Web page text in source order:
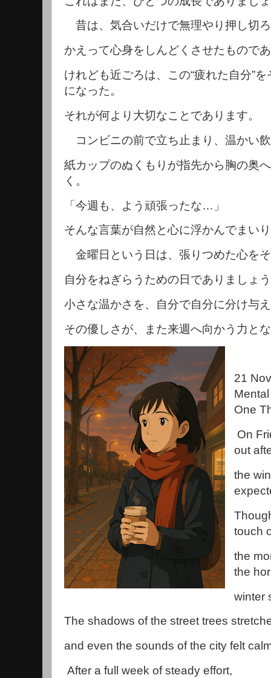
昔は、気合いだけで無理やり押し切
かえって心身をしんどくさせたもので
けれども近ごろは、この“疲れた自分”
になった。
それが何より大切なことであります。
コンビニの前で立ち止まり、温かい
紙カップのぬくもりが指先から胸の奥
く。
「今週も、よう頑張ったな…」
そんな言葉が自然と心に浮かんでまい
金曜日という日は、張りつめた心を
自分をねぎらうための日でありましょ
小さな温かさを、自分で自分に分け
その優しさが、また来週へ向かう力と
21
One
On
out
the
touch
the
the
winter
The shadows of the street trees
and even the sounds of the city felt
After a full week of steady effort,